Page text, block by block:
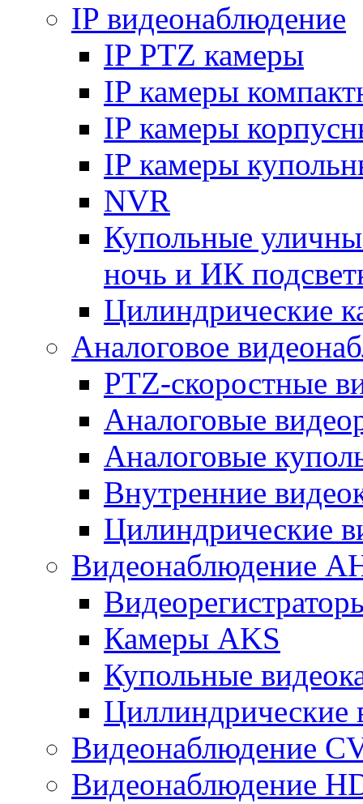
IP видеонаблюдение
IP PTZ камеры
IP камеры
IP камеры
IP камеры
NVR
Купольные
ночь и ИК
Цилиндрические
Аналоговое
PTZ-скоростные
Аналоговые
Аналоговые
Внутренние
Цилиндрические
Видеонаблюдение
Камеры AKS
Купольные
Циллиндрические
Видеонаблюдение
Видеонаблюдение